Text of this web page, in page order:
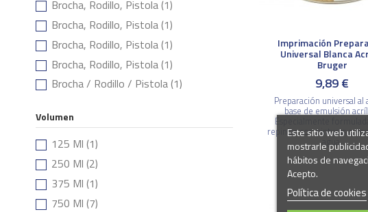
Imprimación
Universal Blanca
Bruger
9,89 €
Preparación universal al
base de emulsión
Especialmente formulada
repintar con pinturas o
agua.
Brocha, Rodillo, Pistola(1)
Brocha, Rodillo, Pistola(1)
Brocha, Rodillo, Pistola(1)
Brocha, Rodillo, Pistola(1)
Brocha / Rodillo / Pistola(1)
Volumen
125 Ml (1)
250 Ml (2)
375 Ml (1)
750 Ml (7)
Este sitio web
mostrarle
hábitos de
Acepto.
Política de cookies